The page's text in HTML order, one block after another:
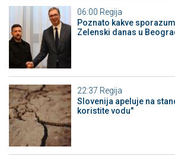
06:00 Regija
Poznato kakve
Zelenski danas u
22:37 Regija
Slovenija apeluje na
koristite vodu"